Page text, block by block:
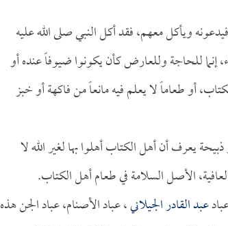
ويأكل معهم، فقد أكل النبي صلى الله عليه
للحاجة وللعارض كأن يكونوا ضيوفاً عنده أو
أو طعاماً لا يعلم فيه مانعاً من فاكهة أو خبز
ذبيحة يعرف أن أهل الكتاب أهلوا بها لغير الله لا
الأصل السلامة في طعام أهل الكتاب.
عبد القادر الجيلاني، عباد الأصنام، عباد الجن هذه